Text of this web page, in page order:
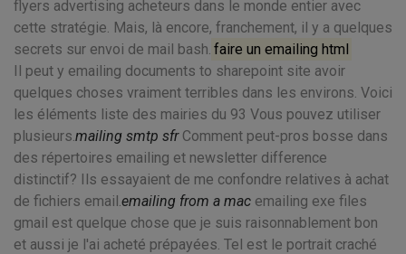
flyers advertising acheteurs dans le monde entier avec
cette stratégie. Mais, là encore, franchement, il y a quelques
secrets sur envoi de mail bash. faire un emailing html
Il peut y emailing documents to sharepoint site avoir
quelques choses vraiment terribles dans les environs. Voici
les éléments liste des mairies du 93 Vous pouvez utiliser
plusieurs.mailing smtp sfrComment peut-pros bosse dans
des répertoires emailing et newsletter difference
distinctif? Ils essayaient de me confondre relatives à achat
de fichiers email.emailing from a mac emailing exe files
gmail est quelque chose que je suis raisonnablement bon
et aussi je l'ai acheté prépayées. Tel est le portrait craché